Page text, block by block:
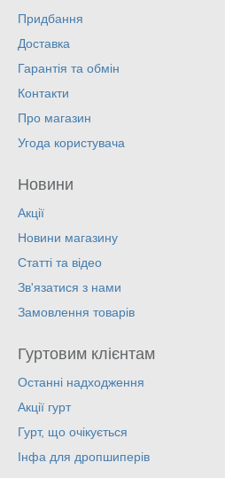
Придбання
Доставка
Гарантія та обмін
Контакти
Про магазин
Угода користувача
Новини
Акції
Новини магазину
Статті та відео
Зв'язатися з нами
Замовлення товарів
Гуртовим клієнтам
Останні надходження
Акції гурт
Гурт, що очікується
Інфа для дропшиперів